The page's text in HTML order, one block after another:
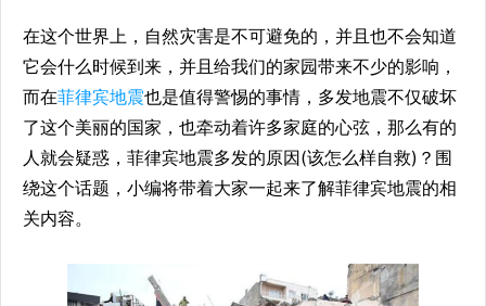
在这个世界上，自然灾害是不可避免的，并且也不会知道
它会什么时候到来，并且给我们的家园带来不少的影响，
而在菲律宾地震也是值得警惕的事情，多发地震不仅破坏
了这个美丽的国家，也牵动着许多家庭的心弦，那么有的
人就会疑惑，菲律宾地震多发的原因(该怎么样自救)？围
绕这个话题，小编将带着大家一起来了解菲律宾地震的相
关内容。